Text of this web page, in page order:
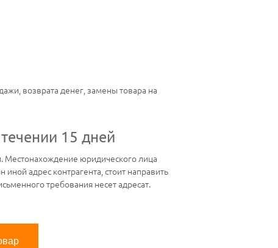
возврата денег, замены товара на
15 дней
Местонахождение юридического лица
адрес контрагента, стоит направить
требования несет адресат.